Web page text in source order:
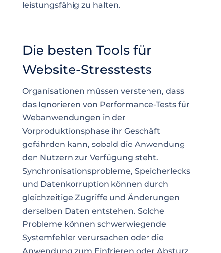
leistungsfähig zu halten.
Die besten Tools für
Website-Stresstests
Organisationen müssen verstehen, dass
das Ignorieren von Performance-Tests für
Webanwendungen in der
Vorproduktionsphase ihr Geschäft
gefährden kann, sobald die Anwendung
den Nutzern zur Verfügung steht.
Synchronisationsprobleme, Speicherlecks
und Datenkorruption können durch
gleichzeitige Zugriffe und Änderungen
derselben Daten entstehen. Solche
Probleme können schwerwiegende
Systemfehler verursachen oder die
Anwendung zum Einfrieren oder Absturz